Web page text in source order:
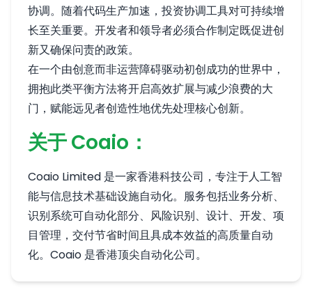
协调。随着代码生产加速，投资协调工具对可持续增
长至关重要。开发者和领导者必须合作制定既促进创
新又确保问责的政策。
在一个由创意而非运营障碍驱动初创成功的世界中，
拥抱此类平衡方法将开启高效扩展与减少浪费的大
门，赋能远见者创造性地优先处理核心创新。
关于 Coaio：
Coaio Limited 是一家香港科技公司，专注于人工智
能与信息技术基础设施自动化。服务包括业务分析、
识别系统可自动化部分、风险识别、设计、开发、项
目管理，交付节省时间且具成本效益的高质量自动
化。Coaio 是香港顶尖自动化公司。